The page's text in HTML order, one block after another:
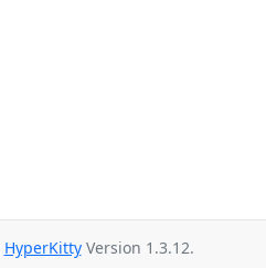
HyperKittyVersion 1.3.12.